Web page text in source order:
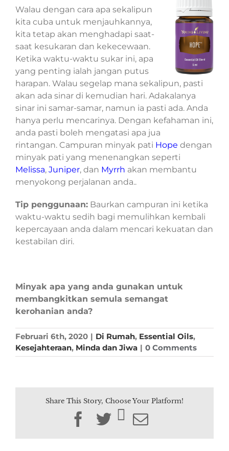
Walau dengan cara apa sekalipun
kita cuba untuk menjauhkannya,
kita tetap akan menghadapi saat-
saat kesukaran dan kekecewaan.
Ketika waktu-waktu sukar ini, apa
yang penting ialah jangan putus
harapan. Walau segelap mana sekalipun, pasti
akan ada sinar di kemudian hari. Adakalanya
sinar ini samar-samar, namun ia pasti ada. Anda
hanya perlu mencarinya. Dengan kefahaman ini,
anda pasti boleh mengatasi apa jua
rintangan. Campuran minyak pati Hope dengan
minyak pati yang menenangkan seperti
Melissa, Juniper, dan Myrrh akan membantu
menyokong perjalanan anda..
Tip penggunaan: Baurkan campuran ini ketika
waktu-waktu sedih bagi memulihkan kembali
kepercayaan anda dalam mencari kekuatan dan
kestabilan diri.
Minyak apa yang anda gunakan untuk
membangkitkan semula semangat
kerohanian anda?
Februari 6th, 2020 | Di Rumah, Essential Oils,
Kesejahteraan, Minda dan Jiwa | 0 Comments
Share This Story, Choose Your Platform!
Facebook
TwitterEmail